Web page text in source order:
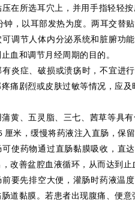
在所选耳穴上，并用手指轻轻
钟，以耳部发热为度。两耳交替
可调节人体内分泌系统和脏腑功
血和调节月经周期的目的。
有炎症、破损或溃疡时，不宜进
痛剧烈或皮肤过敏等情况，应及
蒲黄、五灵脂、三七、茜草等具
厘米， 缓慢将药液注入直肠，保留
可使药物通过直肠黏膜吸收，直
改善盆腔血液循环，从而达到止
前要先排空大便，灌肠时药液温
道黏膜。若患者出现腹痛、便